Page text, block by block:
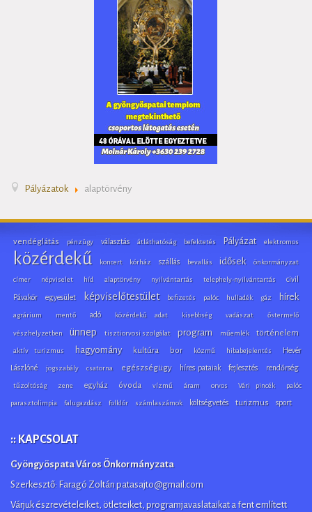
Pályázatok alaptörvény
vendéglátás pénzügy választás átláthatóság befektetés Pályázat elektromos
közérdekű koncert kórház szállás bevallás idősek önkormányzat
címer népviselet híd alaptörvény nyilvántartás telephely-nyilvántartás civil
Pávakör egyesület képviselőtestület befizetés palóc hulladék gáz hírek
agrárium mentő adó közérdekű adat kisebbség vadászat őstermelő
vészhelyzetben ünnep tisztiorvosi szolgálat program műemlék történelem
aktív turizmus hagyomány kultúra bor közmű hibabejelentés Hevér
Lászlóné jogszabály csatorna egészségügy híres pataiak fejlesztés rendőrség
tűzoltóság zene egyház óvoda vízmű áram orvos Vári pincék palóc
parasztolimpia falugazdász folklór számlaszámok költségvetés turizmus sport
:: KAPCSOLAT
Gyöngyöspata Város Önkormányzata
Szerkesztő: Faragó Zoltán patasajto@gmail.com
Várjuk észrevételeiket, ötleteiket, programjavaslataikat a fent említett